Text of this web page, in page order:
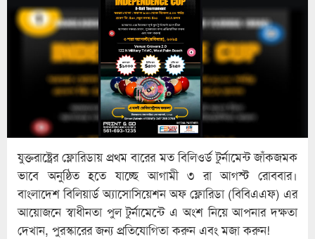
যুক্তরাষ্ট্রের ফ্লোরিডায় প্রথম বারের মত বিলিওর্ড টুর্নামেন্ট জাঁকজমক
ভাবে অনুষ্ঠিত হতে যাচ্ছে আগামী ৩ রা আগস্ট রোববার।
বাংলাদেশ বিলিয়ার্ড অ্যাসোসিয়েশন অফ ফ্লোরিডা (বিবিএএফ) এর
আয়োজনে স্বাধীনতা পুল টুর্নামেন্টে এ অংশ নিয়ে আপনার দক্ষতা
দেখান, পুরস্কারের জন্য প্রতিযোগিতা করুন এবং মজা করুন!